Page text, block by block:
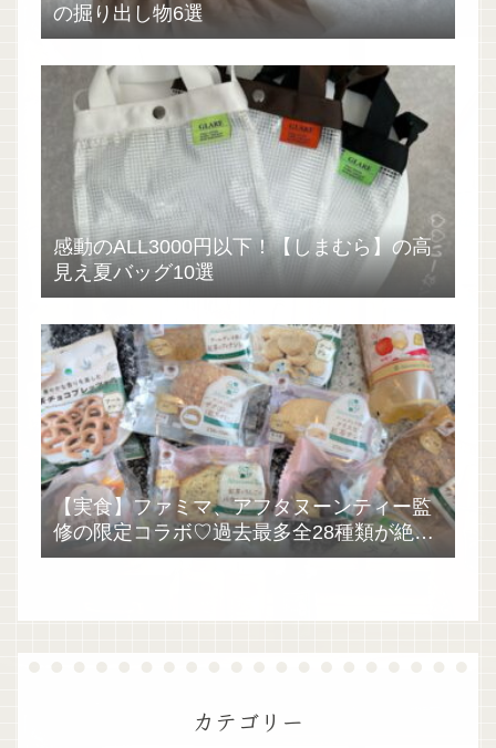
の掘り出し物6選
感動のALL3000円以下！【しまむら】の高
見え夏バッグ10選
【実食】ファミマ、アフタヌーンティー監
修の限定コラボ♡過去最多全28種類が絶品
過ぎた！
カテゴリー